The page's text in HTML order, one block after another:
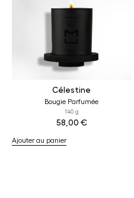
Célestine
Bougie Parfumée
140 g
58,00 €
Ajouter au panier